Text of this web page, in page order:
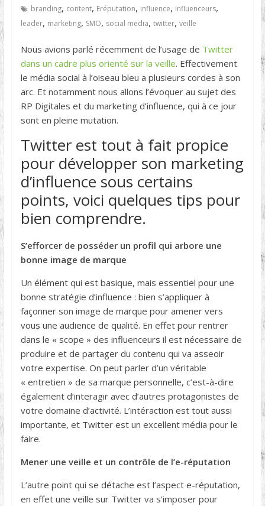
branding, content, Eréputation, influence, influenceurs,
leader, marketing, SMO, social media, twitter, veille
Nous avions parlé récemment de l’usage de Twitter
dans un cadre plus orienté sur la veille. Effectivement
le média social à l’oiseau bleu a plusieurs cordes à son
arc. Et notamment nous allons l’évoquer au sujet des
RP Digitales et du marketing d’influence, qui à ce jour
sont en pleine mutation.
Twitter est tout à fait propice
pour développer son marketing
d’influence sous certains
points, voici quelques tips pour
bien comprendre.
S’efforcer de posséder un profil qui arbore une
bonne image de marque
Un élément qui est basique, mais essentiel pour une
bonne stratégie d’influence : bien s’appliquer à
façonner son image de marque pour amener vers
vous une audience de qualité. En effet pour rentrer
dans le « scope » des influenceurs il est nécessaire de
produire et de partager du contenu qui va asseoir
votre expertise. On peut parler d’un véritable
« entretien » de sa marque personnelle, c’est-à-dire
également d’interagir avec d’autres protagonistes de
votre domaine d’activité. L’intéraction est tout aussi
importante, et Twitter est un excellent média pour le
faire.
Mener une veille et un contrôle de l’e-réputation
L’autre point qui se détache est l’aspect e-réputation,
en effet une veille sur Twitter va s’imposer pour